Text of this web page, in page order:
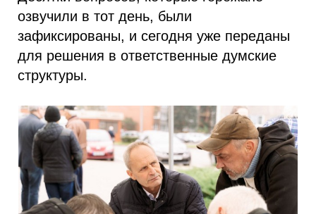
озвучили в тот день, были
зафиксированы, и сегодня уже переданы
для решения в ответственные думские
структуры.